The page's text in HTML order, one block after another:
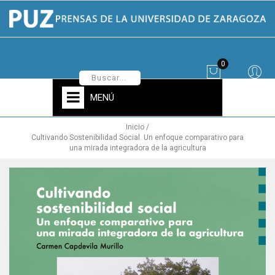
0
MENÚ
Inicio
Cultivando Sostenibilidad Social. Un enfoque comparativo para
una mirada integradora de la agricultura